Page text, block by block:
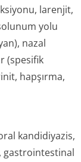
larenjit,
yolu
nazal
(spesifik
hapşırma,
kandidiyazis,
gastrointestinal